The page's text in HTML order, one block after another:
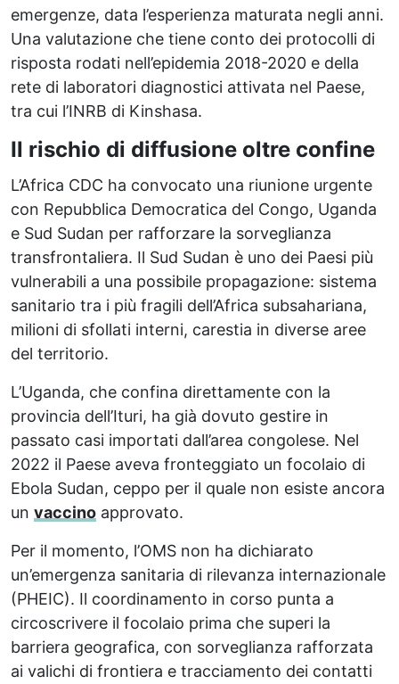
emergenze, data l’esperienza maturata negli anni.
Una valutazione che tiene conto dei protocolli di
risposta rodati nell’epidemia 2018-2020 e della
rete di laboratori diagnostici attivata nel Paese,
tra cui l’INRB di Kinshasa.
Il rischio di diffusione oltre confine
L’Africa CDC ha convocato una riunione urgente
con Repubblica Democratica del Congo, Uganda
e Sud Sudan per rafforzare la sorveglianza
transfrontaliera. Il Sud Sudan è uno dei Paesi più
vulnerabili a una possibile propagazione: sistema
sanitario tra i più fragili dell’Africa subsahariana,
milioni di sfollati interni, carestia in diverse aree
del territorio.
L’Uganda, che confina direttamente con la
provincia dell’Ituri, ha già dovuto gestire in
passato casi importati dall’area congolese. Nel
2022 il Paese aveva fronteggiato un focolaio di
Ebola Sudan, ceppo per il quale non esiste ancora
un vaccino approvato.
Per il momento, l’OMS non ha dichiarato
un’emergenza sanitaria di rilevanza internazionale
(PHEIC). Il coordinamento in corso punta a
circoscrivere il focolaio prima che superi la
barriera geografica, con sorveglianza rafforzata
ai valichi di frontiera e tracciamento dei contatti